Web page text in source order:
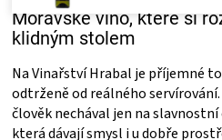
DÁRKOVÉ
POUKAZY
ZNAČKY
Moravské víno, které si
klidným stolem
Na Vinařství Hrabal je příjemné
odtrženě od reálného
člověk nechával jen na
která dávají smysl i u dobře